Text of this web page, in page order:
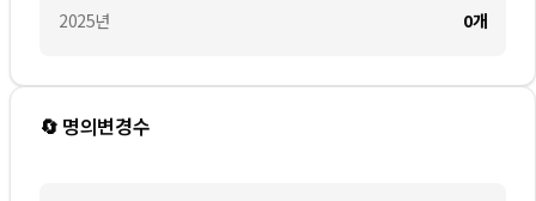
2025년
0개
🔄 명의변경수